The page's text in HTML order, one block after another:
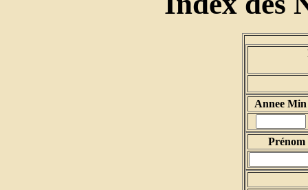
Annee Min
Prénom